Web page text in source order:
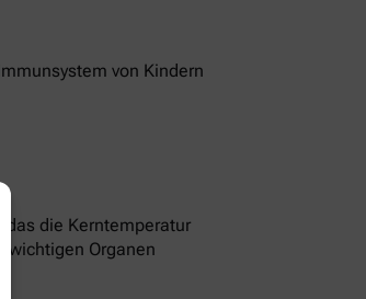
von Kindern
die Kerntemperatur
Organen